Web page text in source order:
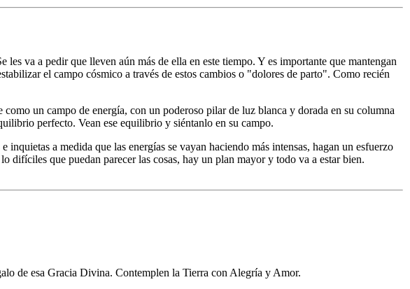
va a pedir que lleven aún más de ella en este tiempo. Y es importante que mantengan
el campo cósmico a través de estos cambios o "dolores de parto". Como recién
un campo de energía, con un poderoso pilar de luz blanca y dorada en su columna
perfecto. Vean ese equilibrio y siéntanlo en su campo.
a medida que las energías se vayan haciendo más intensas, hagan un esfuerzo
difíciles que puedan parecer las cosas, hay un plan mayor y todo va a estar bien.
de esa Gracia Divina. Contemplen la Tierra con Alegría y Amor.